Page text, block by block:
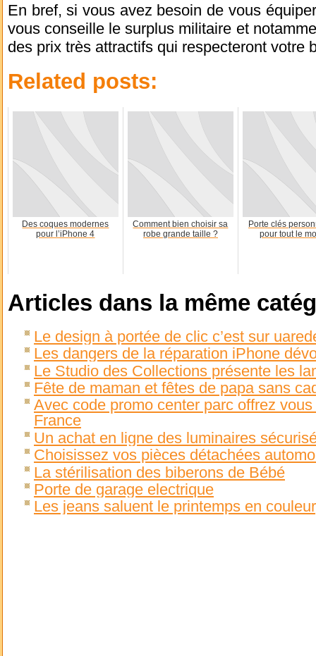
En bref, si vous avez besoin de vous
vous conseille le surplus militaire et
des prix très attractifs qui respecteront votre
Related posts:
Des coques modernes
pour l’iPhone 4
Comment bien choisir sa
robe grande taille ?
Porte clés
pour tout le
Articles dans la même
Le design à portée de clic c’est sur
Les dangers de la réparation iPhone
Le Studio des Collections présente les
Fête de maman et fêtes de papa sans
Avec code promo center parc offrez
France
Un achat en ligne des luminaires
Choisissez vos pièces détachées
La stérilisation des biberons de Bébé
Porte de garage electrique
Les jeans saluent le printemps en